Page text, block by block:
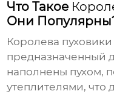
Что Такое
Они
Королева пуховики
предназначенный
наполнены пухом,
утеплителями, что